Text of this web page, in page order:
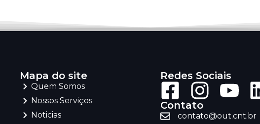
Mapa do site
Quem Somos
Nossos Serviços
Noticias
Redes Sociais
Contato
contato@out.cnt.br